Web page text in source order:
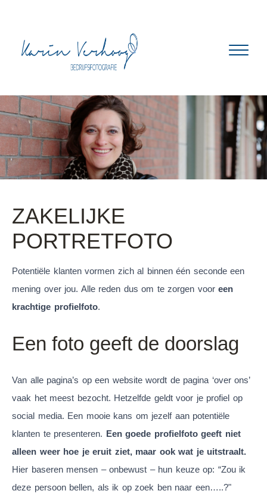
ZAKELIJKE
PORTRETFOTO
Potentiële klanten vormen zich al binnen één seconde een
mening over jou. Alle reden dus om te zorgen voor een
krachtige profielfoto.
Een foto geeft de doorslag
Van alle pagina’s op een website wordt de pagina ‘over ons’
vaak het meest bezocht. Hetzelfde geldt voor je profiel op
social media. Een mooie kans om jezelf aan potentiële
klanten te presenteren. Een goede profielfoto geeft niet
alleen weer hoe je eruit ziet, maar ook wat je uitstraalt.
Hier baseren mensen – onbewust – hun keuze op: “Zou ik
deze persoon bellen, als ik op zoek ben naar een…..?"